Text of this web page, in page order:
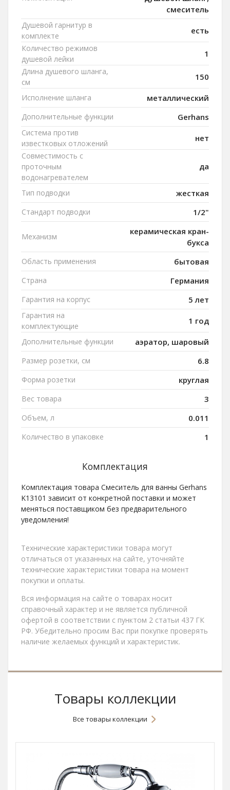
смеситель
Душевой гарнитур в
комплекте
есть
Количество режимов
душевой лейки
1
Длина душевого шланга,
см
150
Исполнение шланга металлический
Дополнительные функции Gerhans
Система против
известковых отложений
нет
Совместимость с
проточным
водонагревателем
да
Тип подводки жесткая
Стандарт подводки 1/2"
Механизм
керамическая кран-
букса
Область применения бытовая
Страна Германия
Гарантия на корпус 5 лет
Гарантия на
комплектующие
1 год
Дополнительные функции аэратор, шаровый
Размер розетки, см 6.8
Форма розетки круглая
Вес товара 3
Объем, л 0.011
Количество в упаковке 1
Комплектация
Комплектация товара Смеситель для ванны Gerhans
K13101 зависит от конкретной поставки и может
меняться поставщиком без предварительного
уведомления!
Технические характеристики товара могут
отличаться от указанных на сайте, уточняйте
технические характеристики товара на момент
покупки и оплаты.
Вся информация на сайте о товарах носит
справочный характер и не является публичной
офертой в соответствии с пунктом 2 статьи 437 ГК
РФ. Убедительно просим Вас при покупке проверять
наличие желаемых функций и характеристик.
Товары коллекции
Все товары коллекции